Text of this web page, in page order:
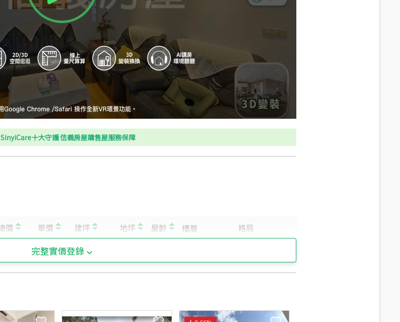
F 信義安和站 - 出口2 分鐘 /962m
G
國父紀念館站 - 出口1
H 市政府站 - 出口1
I 象山站 - 出口1 分鐘 /1306m
市政府站 - 出口3 16.9
1196m
象山站 - 出口2 19.9分鐘 /1341m
L 市政府站 - 出口4 17.9分鐘 /
SinyiCare十大守護 信義房屋購售屋服務保障
完整實價登錄